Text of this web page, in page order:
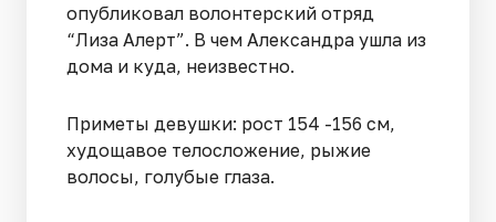
опубликовал волонтерский отряд
“Лиза Алерт”. В чем Александра ушла из
дома и куда, неизвестно.
Приметы девушки: рост 154 -156 см,
худощавое телосложение, рыжие
волосы, голубые глаза.